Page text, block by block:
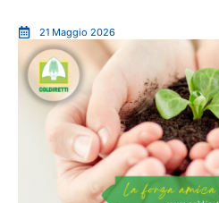
21 Maggio 2026